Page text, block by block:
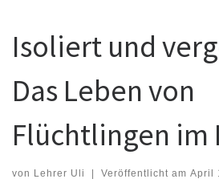
Isoliert und
Das Leben von
Flüchtlingen im
von Lehrer Uli | Veröffentlicht am April